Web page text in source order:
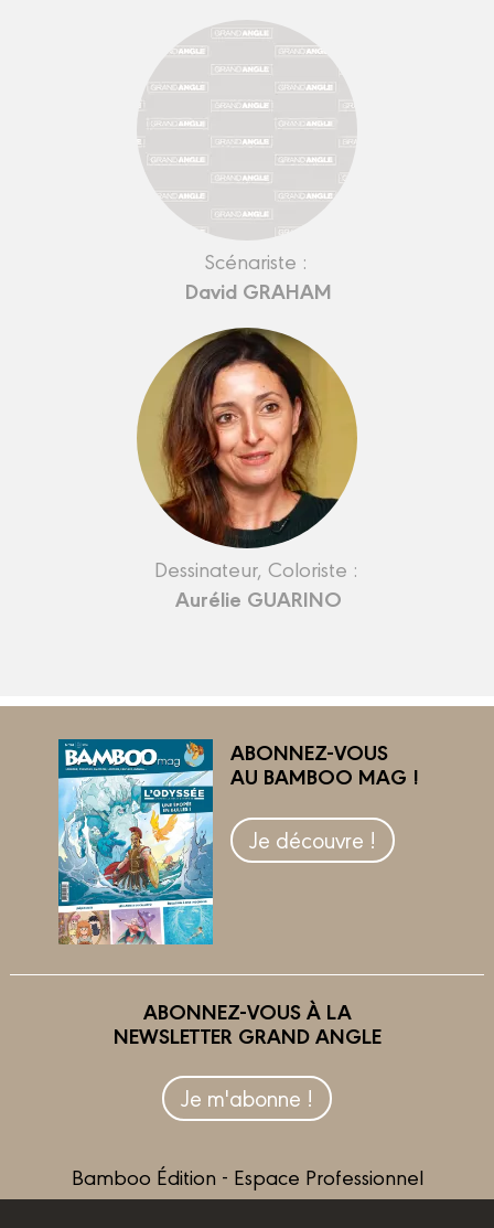
Scénariste :
David GRAHAM
Dessinateur, Coloriste :
Aurélie GUARINO
ABONNEZ-VOUS
AU BAMBOO MAG !
Je découvre !
ABONNEZ-VOUS À LA
NEWSLETTER GRAND ANGLE
Je m'abonne !
Bamboo Édition - Espace Professionnel